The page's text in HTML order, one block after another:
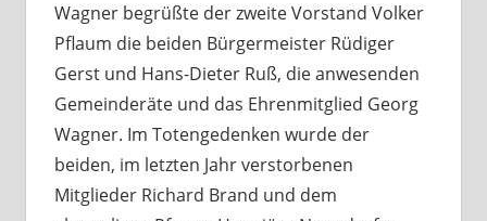
Wagner begrüßte der zweite Vorstand Volker
Pflaum die beiden Bürgermeister Rüdiger
Gerst und Hans-Dieter Ruß, die anwesenden
Gemeinderäte und das Ehrenmitglied Georg
Wagner. Im Totengedenken wurde der
beiden, im letzten Jahr verstorbenen
Mitglieder Richard Brand und dem